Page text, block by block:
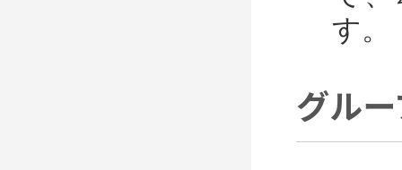
す。
グル